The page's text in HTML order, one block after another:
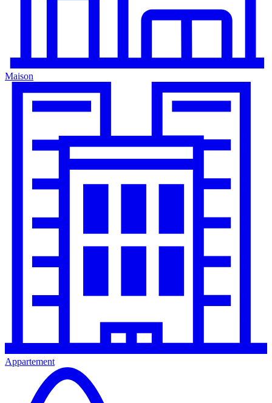
Maison
Appartement